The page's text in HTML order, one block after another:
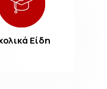
Είδη